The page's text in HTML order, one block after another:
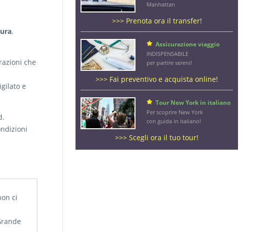
.
che
e
ci
Manhattan
>>> Prenota ora il transfer!
Assicurazione viaggio
INDISPENSABILE
per partire sereni!
>>> Fai preventivo e acquista online!
Tour New York in italiano
Per scoprire New York
con guida in italiano!
>>> Scegli ora il tuo tour!